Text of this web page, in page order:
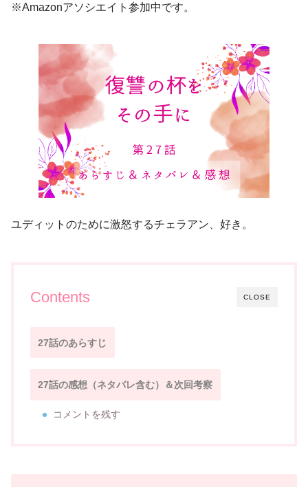
※Amazonアソシエイト参加中です。
ユディットのために激怒するチェラアン、好き。
CLOSE
Contents
27話のあらすじ
27話の感想（ネタバレ含む）＆次回考察
コメントを残す